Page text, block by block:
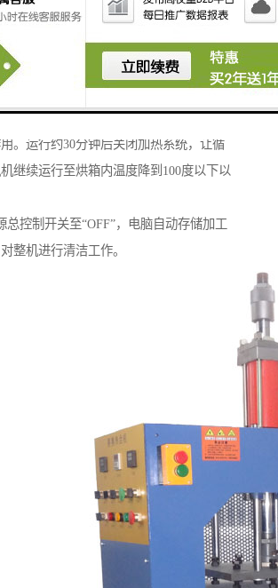
出布架停机。关闭出布总控制按钮至红
进入加热系统界面，设定加热温度150
率50%，抽风机手动控制并以功率抽
效的清除烘箱内残存的湿气，从而起到
。运行约30分钟后关闭加热系统，让循
继续运行至烘箱内温度降到100度以下以
总控制开关至“OFF”，电脑自动存储加工
整机进行清洁工作。